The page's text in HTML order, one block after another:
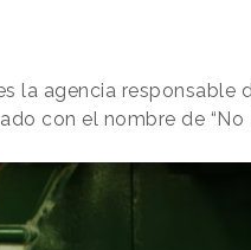
la agencia responsable
con el nombre de “No